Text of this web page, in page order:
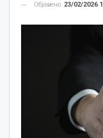
Објавено 23/02/2026